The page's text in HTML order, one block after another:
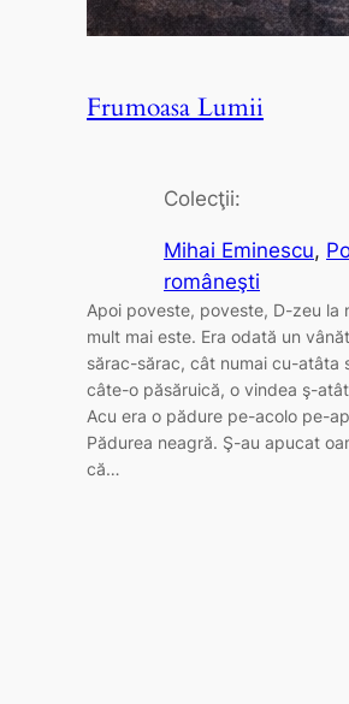
Frumoasa Lumii
Colecţii:
Mihai Eminescu,
româneşti
Apoi poveste, poveste, D-zeu la
mult mai este. Era odată un
sărac-sărac, cât numai cu-atâta
câte-o păsăruică, o vindea ş-
Acu era o pădure pe-acolo pe-
Pădurea neagră. Ş-au apucat
că…